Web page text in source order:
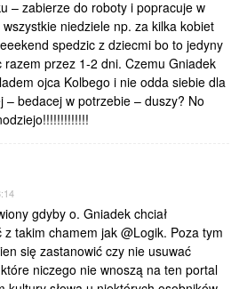
– zabierze do roboty i popracuje w
niedziele np. za kilka kobiet
spedzic z dziecmi bo to jedyny
razem przez 1-2 dni. Czemu Gniadek
ojca Kolbego i nie odda siebie dla
– bedacej w potrzebie – duszy? No
gdyby o. Gniadek chciał
z takim chamem jak @Logik. Poza tym
się zastanowić czy nie usuwać
niczego nie wnoszą na ten portal